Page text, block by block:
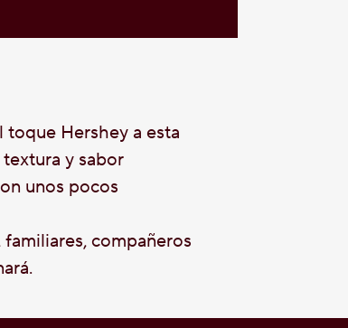
Hershey a esta
y sabor
unos pocos
compañeros